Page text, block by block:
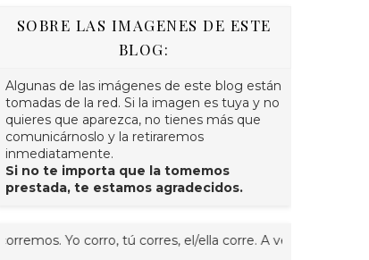
SOBRE LAS IMAGENES DE ESTE
BLOG:
Algunas de las imágenes de este blog están
tomadas de la red. Si la imagen es tuya y no
quieres que aparezca, no tienes más que
comunicárnoslo y la retiraremos
inmediatamente.
Si no te importa que la tomemos
prestada, te estamos agradecidos.
Yo corro, tú corres, el/ella corre. A veces juntos,